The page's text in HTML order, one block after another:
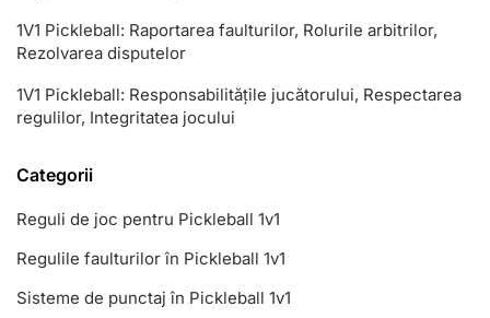
1V1 Pickleball: Raportarea faulturilor, Rolurile arbitrilor,
Rezolvarea disputelor
1V1 Pickleball: Responsabilitățile jucătorului, Respectarea
regulilor, Integritatea jocului
Categorii
Reguli de joc pentru Pickleball 1v1
Regulile faulturilor în Pickleball 1v1
Sisteme de punctaj în Pickleball 1v1